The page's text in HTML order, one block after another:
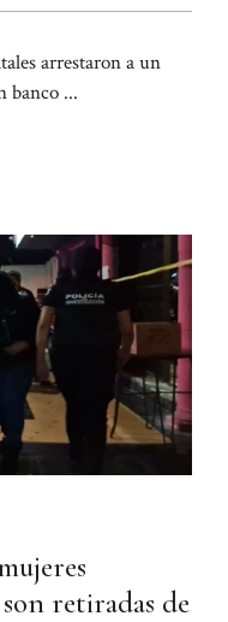
arrestaron a un
banco ...
retiradas de